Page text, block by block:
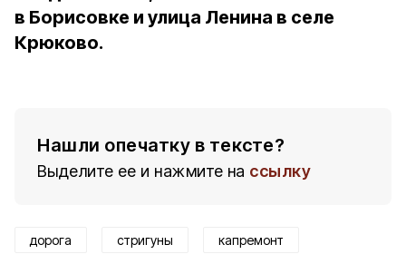
в Борисовке и улица Ленина в селе
Крюково.
Нашли опечатку в тексте?
Выделите ее и нажмите на ссылку
дорога стригуны капремонт